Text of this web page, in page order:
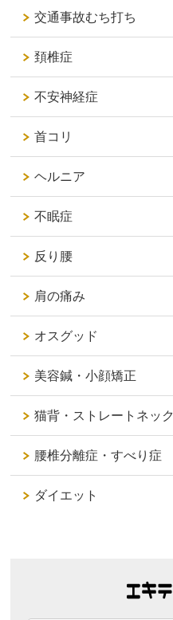
交通事故むち打ち
頚椎症
不安神経症
首コリ
ヘルニア
不眠症
反り腰
肩の痛み
オスグッド
美容鍼・小顔矯正
猫背・ストレートネック
腰椎分離症・すべり症
ダイエット